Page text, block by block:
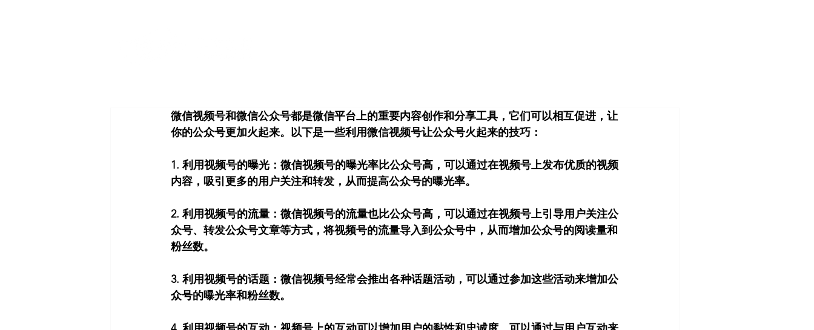
微信视频号和微信公众号都是微信平台上的重要内容创作和分享工具，它们可以相互促进，让
你的公众号更加火起来。以下是一些利用微信视频号让公众号火起来的技巧：
1. 利用视频号的曝光：微信视频号的曝光率比公众号高，可以通过在视频号上发布优质的视频
内容，吸引更多的用户关注和转发，从而提高公众号的曝光率。
2. 利用视频号的流量：微信视频号的流量也比公众号高，可以通过在视频号上引导用户关注公
众号、转发公众号文章等方式，将视频号的流量导入到公众号中，从而增加公众号的阅读量和
粉丝数。
3. 利用视频号的话题：微信视频号经常会推出各种话题活动，可以通过参加这些活动来增加公
众号的曝光率和粉丝数。